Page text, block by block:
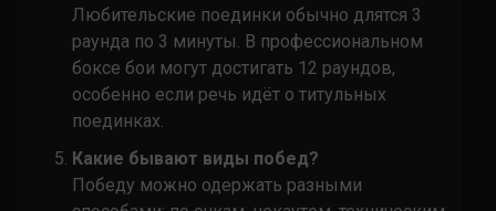
Любительские поединки обычно длятся 3
раунда по 3 минуты. В профессиональном
боксе бои могут достигать 12 раундов,
особенно если речь идёт о титульных
поединках.
Какие бывают виды побед?
Победу можно одержать разными